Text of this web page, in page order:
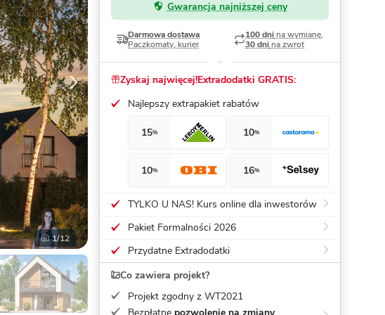
Dom pasywny - co to znaczy
1/12
Gwarancja najniższej ceny
Darmowa dostawa
Paczkomaty, kurier
100 dni na wymianę,
30 dni na zwrot
Zyskaj najwięcej!Extradodatki GRATIS:
Najlepszy extrapakiet rabatów
15% 10%
10% 16%
TYLKO U NAS! Kurs online dla inwestorów
Pakiet Formalności 2026
Przydatne Extradodatki
Co zawiera projekt?
Projekt zgodny z WT2021